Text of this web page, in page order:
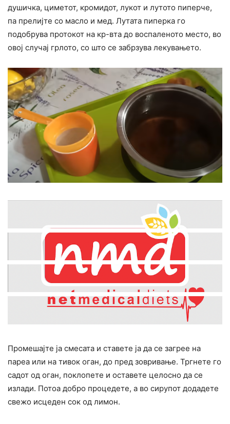
душичка, циметот, кромидот, лукот и лутото пиперче,
па прелијте со масло и мед. Лутата пиперка го
подобрува протокот на кр-вта до воспаленото место, во
овој случај грлото, со што се забрзува лекувањето.
Промешајте ја смесата и ставете ја да се загрее на
пареа или на тивок оган, до пред зовривање. Тргнете го
садот од оган, поклопете и оставете целосно да се
излади. Потоа добро процедете, а во сирупот додадете
свежо исцеден сок од лимон.